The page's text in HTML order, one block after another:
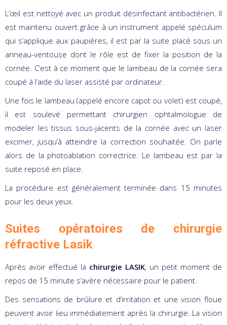
L’œil est nettoyé avec un produit désinfectant antibactérien. Il
est maintenu ouvert grâce à un instrument appelé spéculum
qui s’applique aux paupières, il est par la suite placé sous un
anneau-ventouse dont le rôle est de fixer la position de la
cornée. C’est à ce moment que le lambeau de la cornée sera
coupé à l’aide du laser assisté par ordinateur.
Une fois le lambeau (appelé encore capot ou volet) est coupé,
il est soulevé permettant chirurgien ophtalmologue de
modeler les tissus sous-jacents de la cornée avec un laser
excimer, jusqu’à atteindre la correction souhaitée. On parle
alors de la photoablation correctrice. Le lambeau est par la
suite reposé en place.
La procédure est généralement terminée dans 15 minutes
pour les deux yeux.
Suites opératoires de chirurgie
réfractive Lasik
Après avoir effectué la chirurgie LASIK, un petit moment de
repos de 15 minute s’avère nécessaire pour le patient.
Des sensations de brûlure et d’irritation et une vision floue
peuvent avoir lieu immédiatement après la chirurgie. La vision